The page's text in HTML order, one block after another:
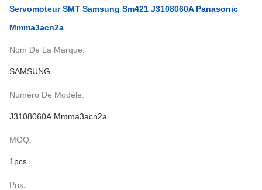
Servomoteur SMT Samsung Sm421 J3108060A Panasonic
Mmma3acn2a
Nom De La Marque:
SAMSUNG
Numéro De Modèle:
J3108060A Mmma3acn2a
MOQ:
1pcs
Prix: